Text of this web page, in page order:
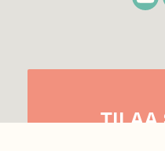
TILAA